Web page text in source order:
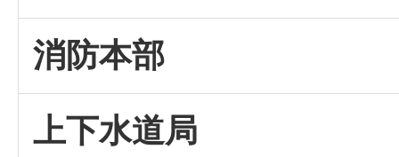
消防本部
上下水道局